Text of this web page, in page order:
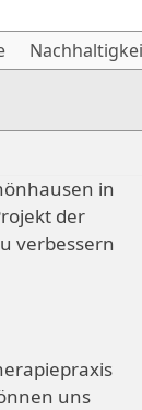
in
der
verbessern
uns